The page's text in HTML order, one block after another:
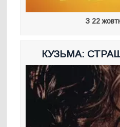
З 22
КУЗЬМА: